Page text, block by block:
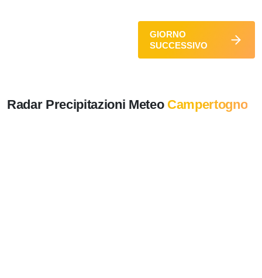
GIORNO
SUCCESSIVO
Radar Precipitazioni Meteo Campertogno